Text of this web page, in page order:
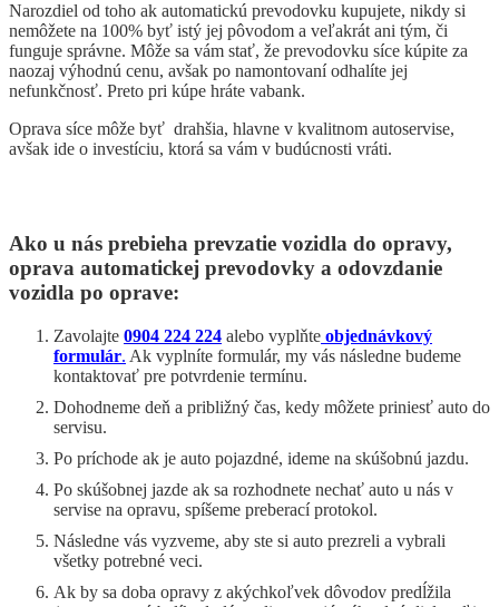
Narozdiel od toho ak automatickú prevodovku kupujete, nikdy si
nemôžete na 100% byť istý jej pôvodom a veľakrát ani tým, či
funguje správne. Môže sa vám stať, že prevodovku síce kúpite za
naozaj výhodnú cenu, avšak po namontovaní odhalíte jej
nefunkčnosť. Preto pri kúpe hráte vabank.
Oprava síce môže byť drahšia, hlavne v kvalitnom autoservise,
avšak ide o investíciu, ktorá sa vám v budúcnosti vráti.
Ako u nás prebieha prevzatie vozidla do opravy,
oprava automatickej prevodovky a odovzdanie
vozidla po oprave:
Zavolajte 0904 224 224 alebo vyplňte objednávkový
formulár. Ak vyplníte formulár, my vás následne budeme
kontaktovať pre potvrdenie termínu.
Dohodneme deň a približný čas, kedy môžete priniesť auto do
servisu.
Po príchode ak je auto pojazdné, ideme na skúšobnú jazdu.
Po skúšobnej jazde ak sa rozhodnete nechať auto u nás v
servise na opravu, spíšeme preberací protokol.
Následne vás vyzveme, aby ste si auto prezreli a vybrali
všetky potrebné veci.
Ak by sa doba opravy z akýchkoľvek dôvodov predĺžila